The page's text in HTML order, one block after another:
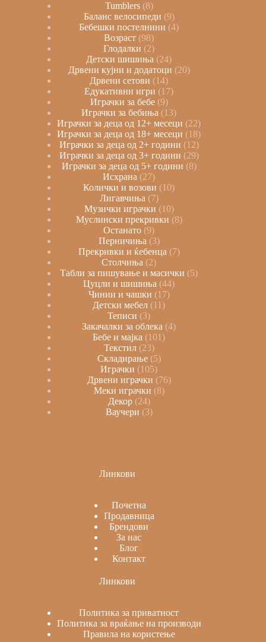
Tumblers 8
Баланс велосипеди 9
Бебешки постелнини 4
Возраст 98
Глодалки
2
Детски шишиња
24
Дрвени кујни и додатоци 20
Дрвени сетови
14
Едукативни игри
17
Играчки за бебе 9
Играчки за бебиња
13
Играчки за деца од 12+ месеци
22
Играчки за деца од 18+ месеци
18
Играчки за деца од 2+ години 12
Играчки за деца од 3+ години 29
Играчки за деца од 5+ години 8
Исхрана
27
Колички и возови
10
Лигавчиња 7
Музички играчки 10
Муслински прекривки 8
Останато 9
Перничиња 3
Прекривки и ќебенца 7
Столчиња
2
Табли за пишување и масички
5
Цуцли и шишиња 44
Чинии и чашки 17
Детски мебел
11
Теписи
3
Закачалки за облека 4
Бебе и мајка
101
Текстил 23
Складирање 5
Играчки
105
Дрвени играчки 76
Меки играчки 8
Декор 24
Ваучери 3
Линкови
Почетна
Продавница
Брендови
За нас
Блог
Контакт
Линкови
Политика за приватност
Политика за враќање на производи
Правила на користење